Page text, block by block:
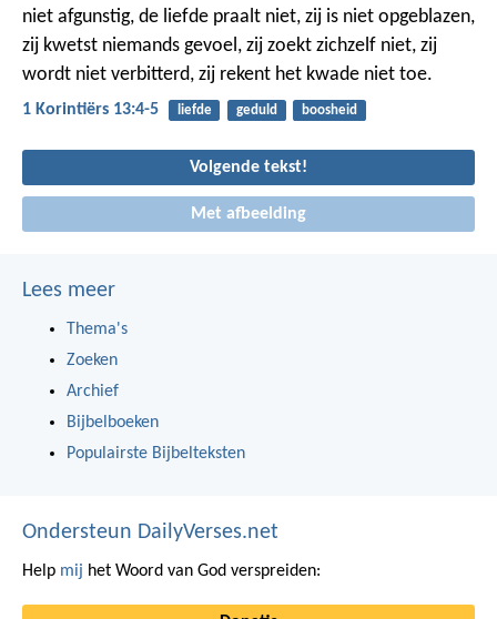
niet afgunstig, de liefde praalt niet, zij is niet opgeblazen,
zij kwetst niemands gevoel, zij zoekt zichzelf niet, zij
wordt niet verbitterd, zij rekent het kwade niet toe.
1 Korintiërs 13:4-5 liefde geduld boosheid
Volgende tekst!
Met afbeelding
Lees meer
Thema's
Zoeken
Archief
Bijbelboeken
Populairste Bijbelteksten
Ondersteun DailyVerses.net
Help mij het Woord van God verspreiden: